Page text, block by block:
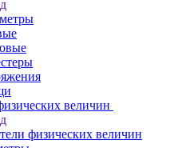
величин
физических величин